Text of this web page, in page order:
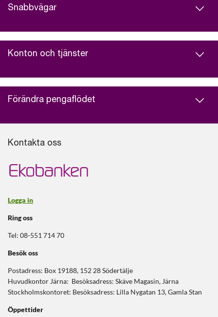
Snabbvägar
Konton och tjänster
Förändra pengaflödet
Kontakta oss
Logga in
Ring oss
Tel: 08-551 714 70
Besök oss
Postadress: Box 19188, 152 28 Södertälje
Huvudkontor Järna: Besöksadress: Skäve Magasin, Järna
Stockholmskontoret: Besöksadress: Lilla Nygatan 13, Gamla Stan
Öppettider